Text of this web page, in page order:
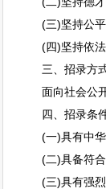
(三)坚持公平
(四)坚持依法
三、招录方
面向社会公开
四、招录条
(一)具有中华人
(二)具备符合
(三)具有强烈